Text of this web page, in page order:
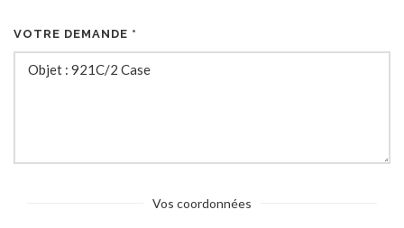
VOTRE DEMANDE *
Vos coordonnées